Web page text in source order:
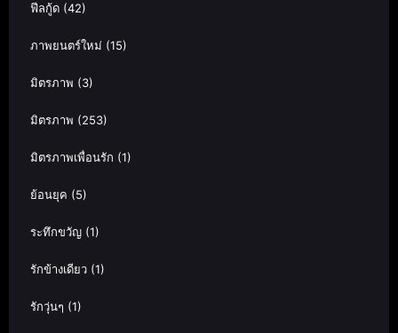
ฟีลกู้ด (42)
ภาพยนตร์ใหม่ (15)
มิตรภาพ (3)
มิตรภาพ (253)
มิตรภาพเพื่อนรัก (1)
ย้อนยุค (5)
ระทึกขวัญ (1)
รักข้างเดียว (1)
รักวุ่นๆ (1)